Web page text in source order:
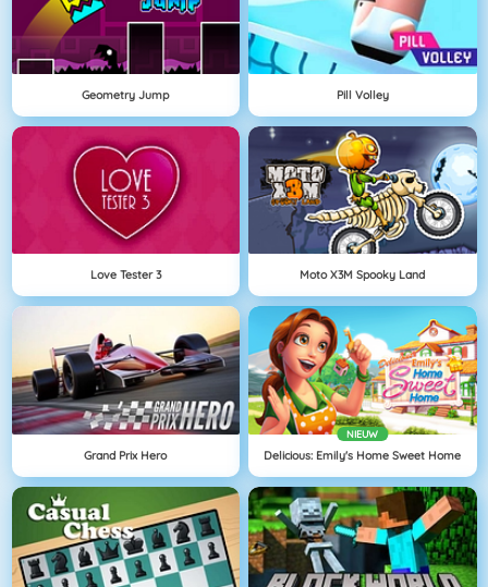
Geometry Jump Pill Volley
Love Tester 3 Moto X3M Spooky Land
Grand Prix Hero
NIEUW
Delicious: Emily's Home Sweet Home